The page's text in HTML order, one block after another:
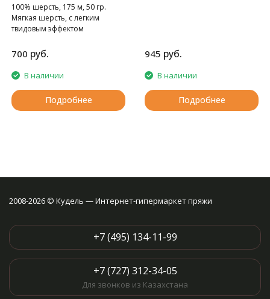
100% шерсть, 175 м, 50 гр.
Мягкая шерсть, с легким
твидовым эффектом
700 руб.
В наличии
Подробнее
945 руб.
В наличии
Подробнее
2008-2026 © Кудель — Интернет-гипермаркет пряжи
+7 (495) 134-11-99
+7 (727) 312-34-05
Для звонков из Казахстана